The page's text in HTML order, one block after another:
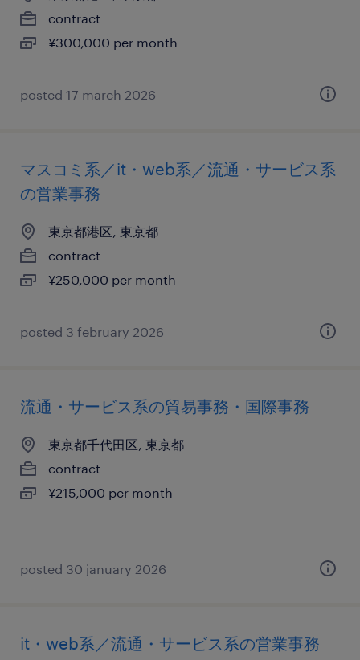
contract
¥300,000 per month
posted 17 march 2026
マスコミ系／it・web系／流通・サービス系
の営業事務
東京都港区, 東京都
contract
¥250,000 per month
posted 3 february 2026
流通・サービス系の貿易事務・国際事務
東京都千代田区, 東京都
contract
¥215,000 per month
posted 30 january 2026
it・web系／流通・サービス系の営業事務